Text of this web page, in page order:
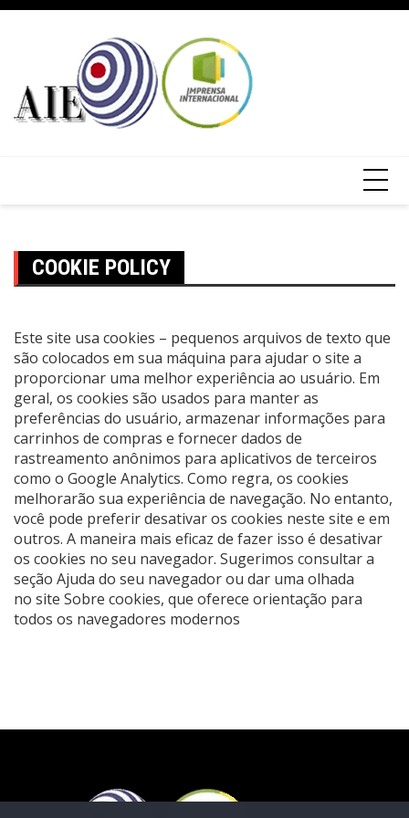
COOKIE POLICY
Este site usa cookies – pequenos arquivos de texto que
são colocados em sua máquina para ajudar o site a
proporcionar uma melhor experiência ao usuário. Em
geral, os cookies são usados para manter as
preferências do usuário, armazenar informações para
carrinhos de compras e fornecer dados de
rastreamento anônimos para aplicativos de terceiros
como o Google Analytics. Como regra, os cookies
melhorarão sua experiência de navegação. No entanto,
você pode preferir desativar os cookies neste site e em
outros. A maneira mais eficaz de fazer isso é desativar
os cookies no seu navegador. Sugerimos consultar a
seção Ajuda do seu navegador ou dar uma olhada
no site Sobre cookies, que oferece orientação para
todos os navegadores modernos